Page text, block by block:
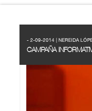
- 2-09-2014 | NEREIDA
CAMPAÑA